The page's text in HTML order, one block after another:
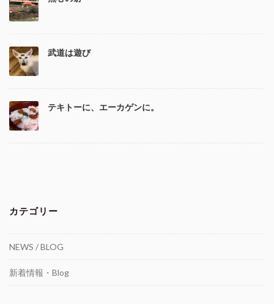
武道は遊び
テキトーに、エーカゲンに。
カテゴリー
NEWS / BLOG
新着情報・Blog